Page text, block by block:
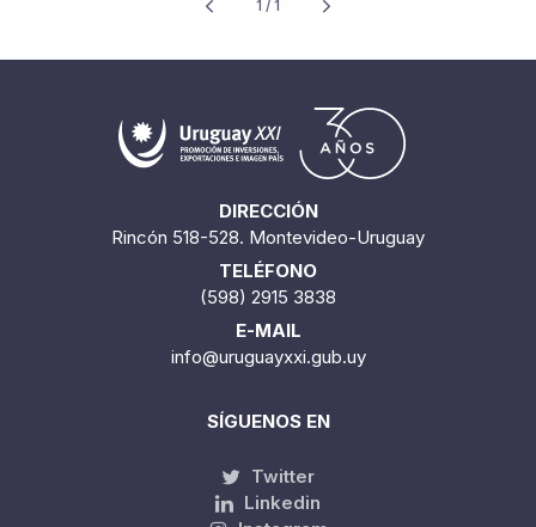
1 / 1
DIRECCIÓN
Rincón 518-528. Montevideo-Uruguay
TELÉFONO
(598) 2915 3838
E-MAIL
info@uruguayxxi.gub.uy
SÍGUENOS EN
Twitter
Linkedin